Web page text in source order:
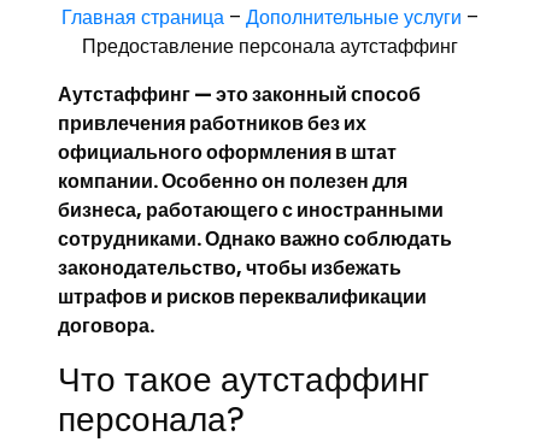
Главная страница – Дополнительные услуги –
Предоставление персонала аутстаффинг
Аутстаффинг — это законный способ
привлечения работников без их
официального оформления в штат
компании. Особенно он полезен для
бизнеса, работающего с иностранными
сотрудниками. Однако важно соблюдать
законодательство, чтобы избежать
штрафов и рисков переквалификации
договора.
Что такое аутстаффинг
персонала?